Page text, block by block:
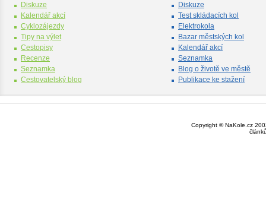
Diskuze
Kalendář akcí
Cyklozájezdy
Tipy na výlet
Cestopisy
Recenze
Seznamka
Cestovatelský blog
Diskuze
Test skládacích kol
Elektrokola
Bazar městských kol
Kalendář akcí
Seznamka
Blog o životě ve městě
Publikace ke stažení
Copyright © NaKole.cz